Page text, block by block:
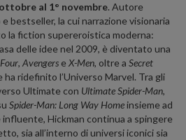
al 1° novembre. Autore
bestseller, la cui narrazione visionaria
la fiction supereroistica moderna:
delle idee nel 2009, è diventato una
, Avengers e X-Men, oltre a Secret
ridefinito l’Universo Marvel. Tra gli
Ultimate con Ultimate Spider-Man,
Spider-Man: Long Way Homeinsieme ad
Hickman continua a spingere
sia all’interno di universi iconici sia